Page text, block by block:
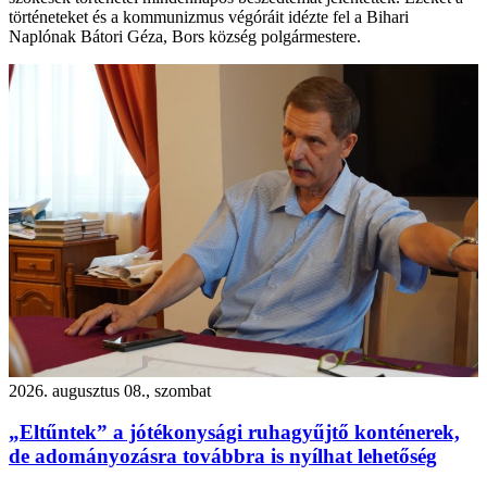
történeteket és a kommunizmus végóráit idézte fel a Bihari
Naplónak Bátori Géza, Bors község polgármestere.
2026. augusztus 08., szombat
„Eltűntek” a jótékonysági ruhagyűjtő konténerek,
de adományozásra továbbra is nyílhat lehetőség